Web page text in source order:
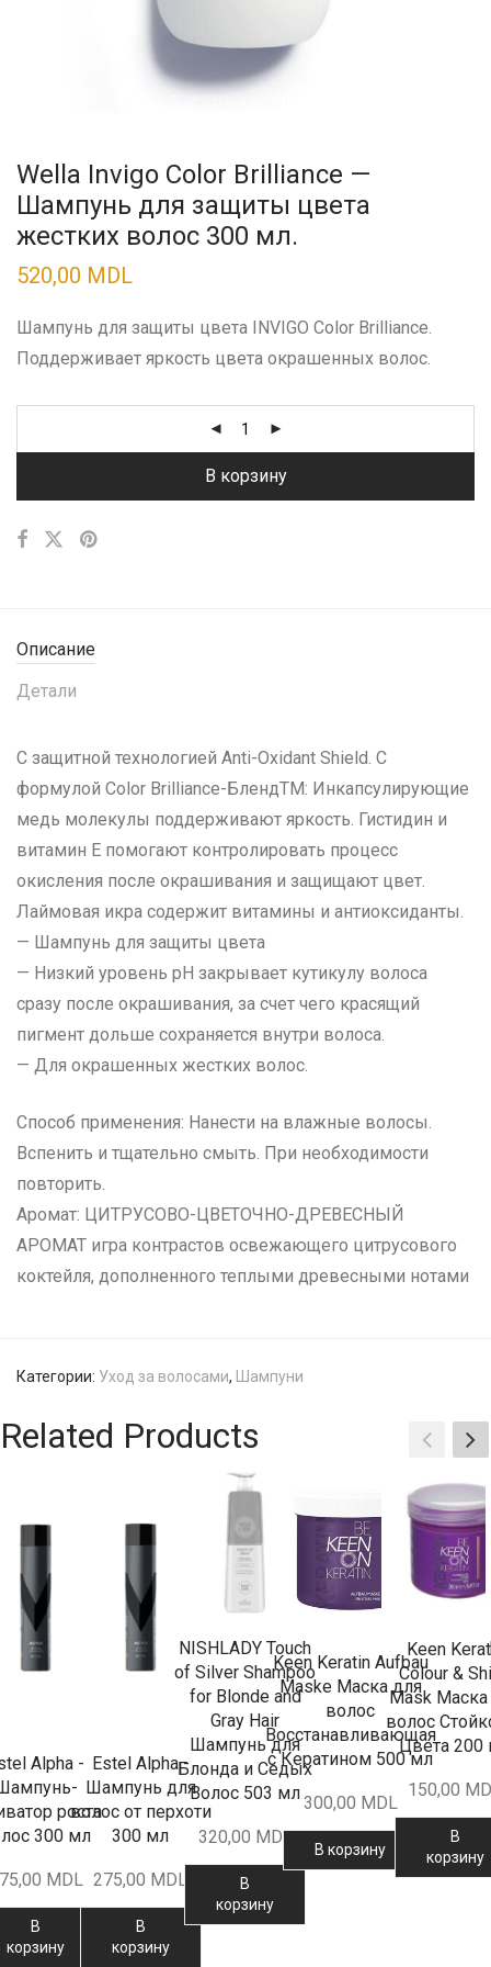
Wella Invigo Color Brilliance —
Шампунь для защиты цвета
жестких волос 300 мл.
520,00 MDL
Шампунь для защиты цвета INVIGO Color Brilliance.
Поддерживает яркость цвета окрашенных волос.
В корзину
Описание
Детали
С защитной технологией Anti-Oxidant Shield. С
формулой Color Brilliance-БлендTM: Инкапсулирующие
медь молекулы поддерживают яркость. Гистидин и
витамин Е помогают контролировать процесс
окисления после окрашивания и защищают цвет.
Лаймовая икра содержит витамины и антиоксиданты.
— Шампунь для защиты цвета
— Низкий уровень рH закрывает кутикулу волоса
сразу после окрашивания, за счет чего красящий
пигмент дольше сохраняется внутри волоса.
— Для окрашенных жестких волос.
Способ применения: Нанести на влажные волосы.
Вспенить и тщательно смыть. При необходимости
повторить.
Аромат: ЦИТРУСОВО-ЦВЕТОЧНО-ДРЕВЕСНЫЙ
АРОМАТ игра контрастов освежающего цитрусового
коктейля, дополненного теплыми древесными нотами
Категории: Уход за волосами, Шампуни
Related Products
Alpha -
роста
300 мл
MDL
В
корзину
Estel Alpha -
Шампунь для
волос от перхоти
300 мл
275,00 MDL
В
корзину
NISHLADY Touch
of Silver Shampoo
for Blonde and
Gray Hair
Шампунь для
Блонда и Седых
Волос 503 мл
320,00 MDL
В
корзину
Keen Keratin Aufbau
Maske Маска для
волос
Восстанавливающая
с Кератином 500 мл
300,00 MDL
В корзину
Keen
Colour &
Mask
волос
Цвета 200
150,00
В
корзину